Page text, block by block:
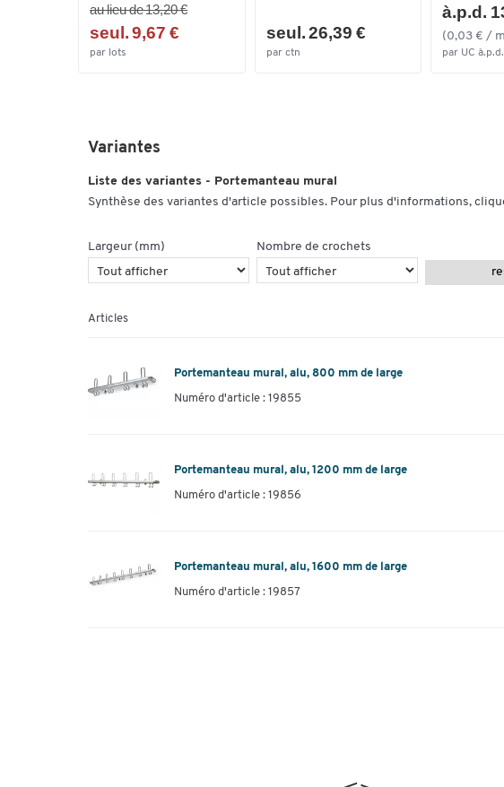
au lieu de 13,20 €
seul. 9,67 €
par lots
seul. 26,39 €
par ctn
à.p.d.
(0,03 € /
par UC
Variantes
Liste des variantes - Portemanteau mural
Synthèse des variantes d'article possibles. Pour plus d'informations,
Largeur (mm)
Nombre de crochets
Articles
Portemanteau mural, alu, 800 mm de large
Numéro d'article : 19855
Portemanteau mural, alu, 1200 mm de large
Numéro d'article : 19856
Portemanteau mural, alu, 1600 mm de large
Numéro d'article : 19857